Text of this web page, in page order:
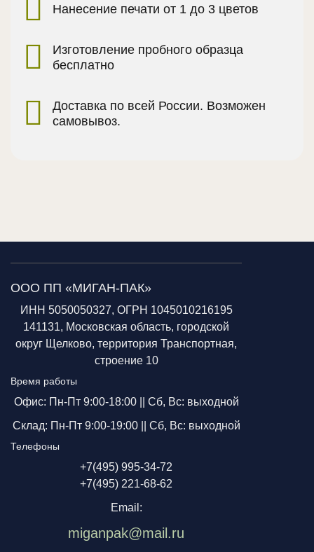
Нанесение печати от 1 до 3 цветов
Изготовление пробного образца
бесплатно
Доставка по всей России. Возможен
самовывоз.
ООО ПП «МИГАН-ПАК»
ИНН 5050050327, ОГРН 1045010216195
141131, Московская область, городской
округ Щелково, территория Транспортная,
строение 10
Время работы
Офис: Пн-Пт 9:00-18:00 || Сб, Вс: выходной
Склад: Пн-Пт 9:00-19:00 || Сб, Вс: выходной
Телефоны
+7(495) 995-34-72
+7(495) 221-68-62
Email:
miganpak@mail.ru